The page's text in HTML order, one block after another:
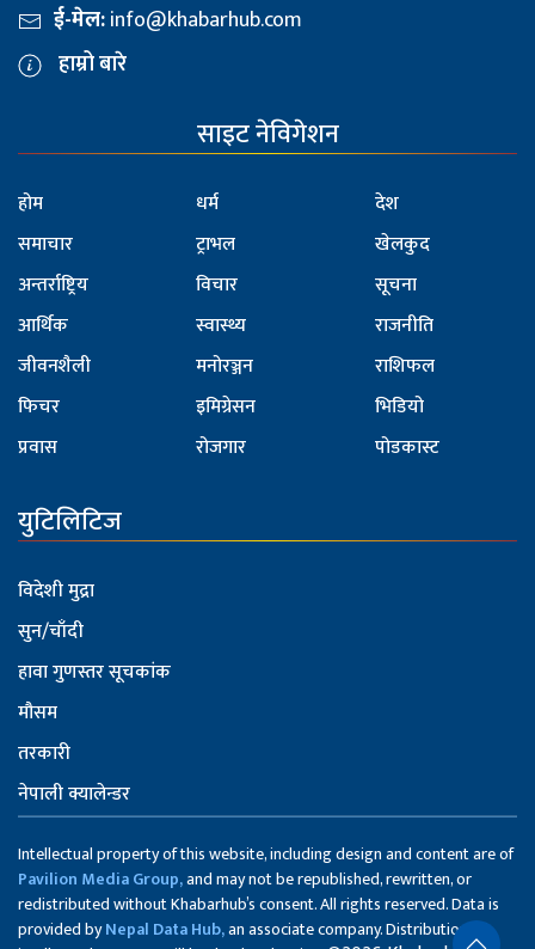
ई-मेल:info@khabarhub.com
हाम्रो बारे
साइट नेविगेशन
होम
समाचार
अन्तर्राष्ट्रिय
आर्थिक
जीवनशैली
फिचर
प्रवास
धर्म
ट्राभल
विचार
स्वास्थ्य
मनोरञ्जन
इमिग्रेसन
रोजगार
देश
खेलकुद
सूचना
राजनीति
राशिफल
भिडियो
पोडकास्ट
युटिलिटिज
विदेशी मुद्रा
सुन/चाँदी
हावा गुणस्तर सूचकांक
मौसम
तरकारी
नेपाली क्यालेन्डर
Intellectual property of this website, including design and content are of
Pavilion Media Group,and may not be republished, rewritten, or
redistributed without Khabarhub’s consent. All rights reserved. Data is
provided byNepal Data Hub,an associate company. Distribution of